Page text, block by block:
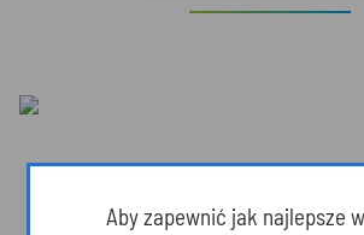
Aby zapewnić jak najlepsze